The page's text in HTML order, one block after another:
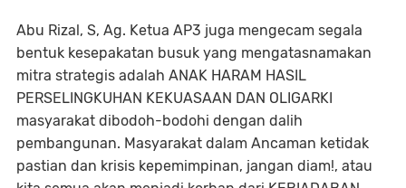
Abu Rizal, S, Ag. Ketua AP3 juga mengecam segala
bentuk ‎kesepakatan busuk yang mengatasnamakan
mitra strategis adalah ANAK HARAM HASIL
PERSELINGKUHAN KEKUASAAN DAN OLIGARKI
masyarakat dibodoh-bodohi dengan dalih
pembangunan. Masyarakat dalam Ancaman ketidak
pastian dan krisis kepemimpinan, jangan diam!, atau